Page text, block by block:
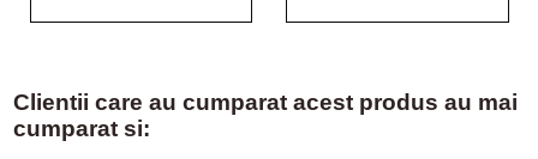
Clientii care au cumparat acest produs au mai
cumparat si: